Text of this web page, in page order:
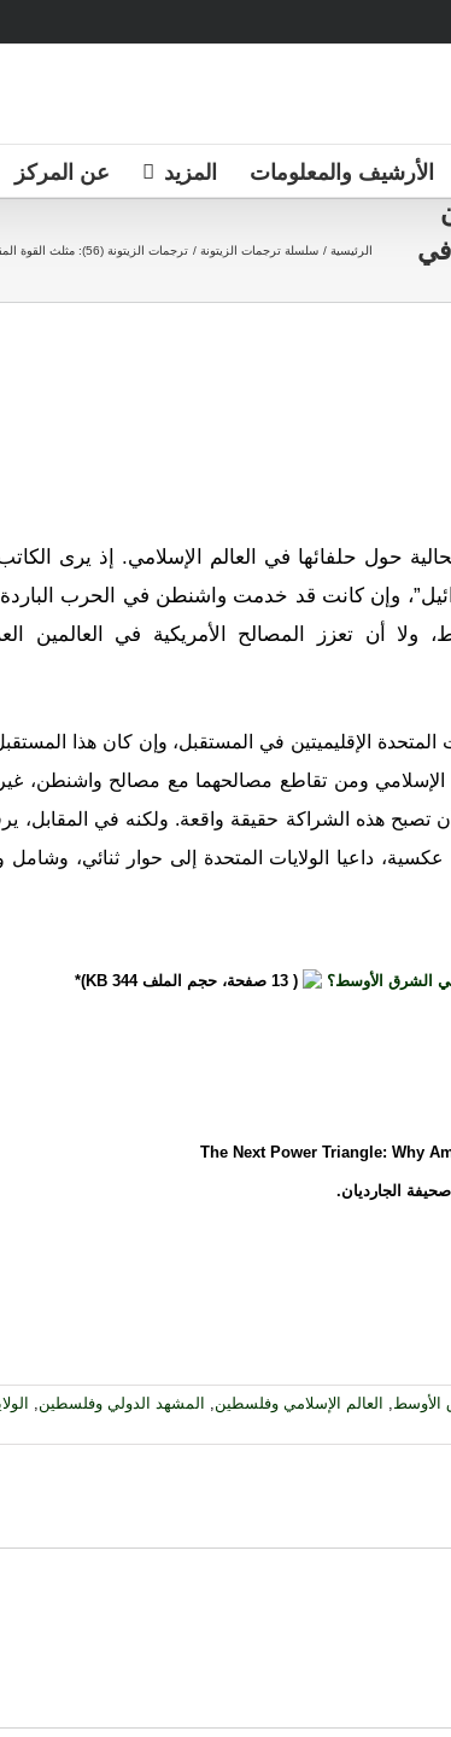
الأرشيف والمعلومات المزيد عن المركز
في
الرئيسية سلسلة ترجمات الزيتونة ترجمات الزيتونة (56): مثلث القوة المقبل… لماذا يجب أن تكون تركيا وإيران حليفتي الولايات المتحدة المستقبليتين في الشرق الأوسط؟
حول حلفائها في العالم الإسلامي. إذ يرى
وإن كانت قد خدمت واشنطن في الحرب
أن تعزز المصالح الأمريكية في العالمين
الإقليميتين في المستقبل، وإن كان هذا
الإسلامي ومن تقاطع مصالحهما مع مصالح واشنطن،
تصبح هذه الشراكة حقيقة واقعة. ولكنه في المقابل،
داعيا الولايات المتحدة إلى حوار ثنائي، وشامل
في الشرق الأوسط؟
( 13 صفحة، حجم الملف 344 KB)*
الأوسط العالم الإسلامي وفلسطين المشهد الدولي وفلسطين